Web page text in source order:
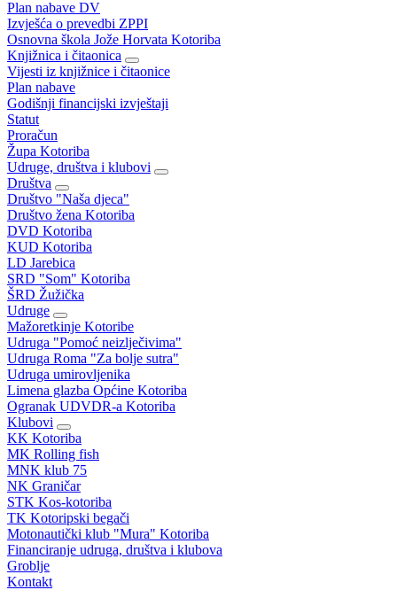
Plan nabave DV
Izvješća o prevedbi ZPPI
Osnovna škola Jože Horvata Kotoriba
Knjižnica i čitaonica
Vijesti iz knjižnice i čitaonice
Plan nabave
Godišnji financijski izvještaji
Statut
Proračun
Župa Kotoriba
Udruge, društva i klubovi
Društva
Društvo "Naša djeca"
Društvo žena Kotoriba
DVD Kotoriba
KUD Kotoriba
LD Jarebica
SRD "Som" Kotoriba
ŠRD Žužička
Udruge
Mažoretkinje Kotoribe
Udruga "Pomoć neizlječivima"
Udruga Roma "Za bolje sutra"
Udruga umirovljenika
Limena glazba Općine Kotoriba
Ogranak UDVDR-a Kotoriba
Klubovi
KK Kotoriba
MK Rolling fish
MNK klub 75
NK Graničar
STK Kos-kotoriba
TK Kotoripski begači
Motonautički klub "Mura" Kotoriba
Financiranje udruga, društva i klubova
Groblje
Kontakt